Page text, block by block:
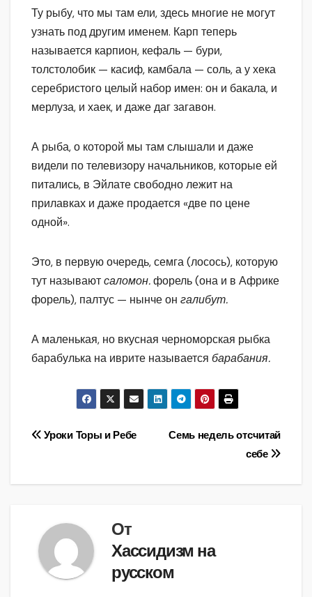
Ту рыбу, что мы там ели, здесь многие не могут
узнать под другим именем. Карп теперь
называется карпион, кефаль — бури,
толстолобик — касиф, камбала — соль, а у хека
серебристого целый набор имен: он и бакала, и
мерлуза, и хаек, и даже даг загавон.
А рыба, о которой мы там слышали и даже
видели по телевизору начальников, которые ей
питались, в Эйлате свободно лежит на
прилавках и даже продается «две по цене
одной».
Это, в первую очередь, семга (лосось), которую
тут называютсаломон.форель (она и в Африке
форель), палтус — нынче он галибут.
А маленькая, но вкусная черноморская рыбка
барабулька на иврите называется барабания.
Навигация
Семь недель отсчитай
себе
Уроки Торы и Ребе
От
Хассидизм на
русском